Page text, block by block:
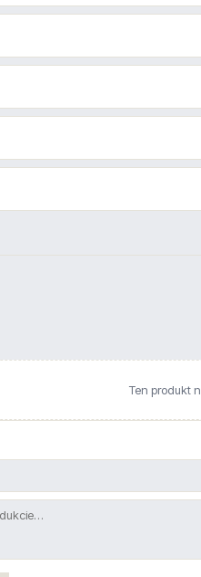
Ten produkt